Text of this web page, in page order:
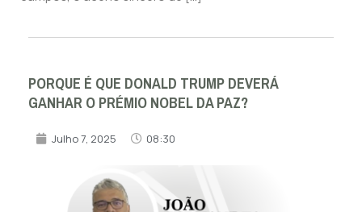
PORQUE É QUE DONALD TRUMP DEVERÁ
GANHAR O PRÉMIO NOBEL DA PAZ?
Julho 7, 2025 08:30